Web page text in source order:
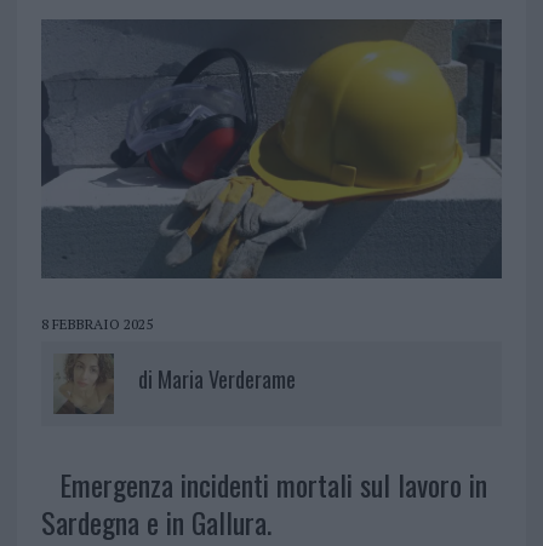
8 FEBBRAIO 2025
di Maria Verderame
Emergenza incidenti mortali sul lavoro in
Sardegna e in Gallura.